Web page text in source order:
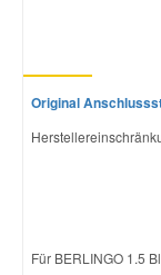
Original
Für BERLINGO 1.5
Seat